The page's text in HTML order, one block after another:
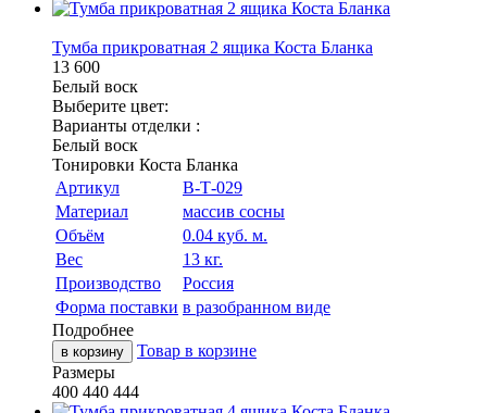
Тумба прикроватная 2 ящика Коста Бланка
13 600
Белый воск
Выберите цвет:
Варианты отделки :
Белый воск
Тонировки Коста Бланка
Артикул
В-Т-029
Материал
массив сосны
Объём
0.04 куб. м.
Вес
13 кг.
Производство
Россия
Форма поставки в разобранном виде
Подробнее
в корзину
Товар в корзине
Размеры
400 440 444